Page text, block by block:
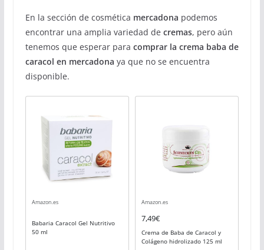
En la sección de cosmética mercadona podemos
encontrar una amplia variedad de cremas, pero aún
tenemos que esperar para comprar la crema baba de
caracol en mercadona ya que no se encuentra
disponible.
Amazon.es
Babaria Caracol Gel Nutritivo
50 ml
Amazon.es
7,49€
Crema de Baba de Caracol y
Colágeno hidrolizado 125 ml